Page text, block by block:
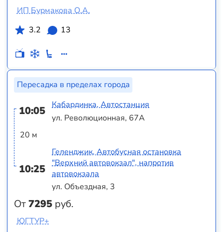
ИП Бурмакова О.А.
3.2
13
Пересадка в пределах города
10:05
20 м
10:25
От7295 руб.
Кабардинка, Автостанция
ул. Революционная, 67А
Геленджик, Автобусная остановка
"Верхний автовокзал", напротив
автовокзала
ул. Объездная, 3
ЮГТУР+